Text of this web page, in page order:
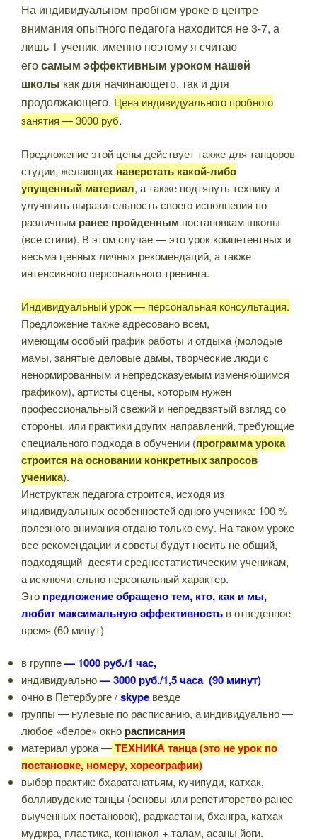
На индивидуальном пробном уроке в центре
внимания опытного педагога находится не 3-7, а
лишь 1 ученик, именно поэтому я считаю
егосамым эффективным уроком нашей
школы как для начинающего, так и для
продолжающего. Цена индивидуального пробного
занятия — 3000 руб.
Предложение этой цены действует также для танцоров
студии, желающих наверстать какой-либо
упущенный материал, а также подтянуть технику и
улучшить выразительность своего исполнения по
различным ранее пройденным постановкам школы
(все стили). В этом случае — это урок компетентных и
весьма ценных личных рекомендаций, а также
интенсивного персонального тренинга.
Индивидуальный урок — персональная консультация.
Предложение также адресовано всем,
имеющим особый график работы и отдыха (молодые
мамы, занятые деловые дамы, творческие люди с
ненормированным и непредсказуемым изменяющимся
графиком), артисты сцены, которым нужен
профессиональный свежий и непредвзятый взгляд со
стороны, или практики других направлений, требующие
специального подхода в обучении (программа урока
строится на основании конкретных запросов
ученика).
Инструктаж педагога строится, исходя из
индивидуальных особенностей одного ученика: 100 %
полезного внимания отдано только ему. На таком уроке
все рекомендации и советы будут носить не общий,
подходящий десяти среднестатистическим ученикам,
а исключительно персональный характер.
Это предложение обращено тем, кто, как и мы,
любит максимальнуюэффективность в отведенное
время (60 минут)
в группе— 1000 руб./1 час,
индивидуально— 3000 руб./1,5 часа (90 минут)
очно в Петербурге /skype везде
группы — нулевые по расписанию, а индивидуально —
любое «белое» окно расписания
материал урока —ТЕХНИКА танца (это не урок по
постановке, номеру, хореографии)
выбор практик: бхаратанатьям, кучипуди, катхак,
болливудские танцы (основы или репетиторство ранее
выученных постановок), раджастани, бхангра, катхак
муджра, пластика, коннакол + талам, асаны йоги.